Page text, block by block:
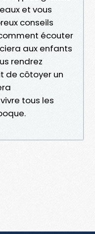
et vous
conseils
écouter
aux enfants
rendrez
de côtoyer un
tous les